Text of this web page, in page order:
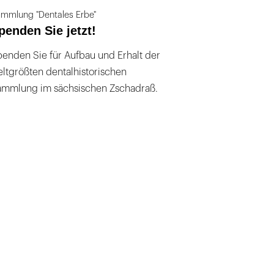
"Dentales Erbe"
Sie jetzt!
Sie für Aufbau und Erhalt der
dentalhistorischen
im sächsischen Zschadraß.